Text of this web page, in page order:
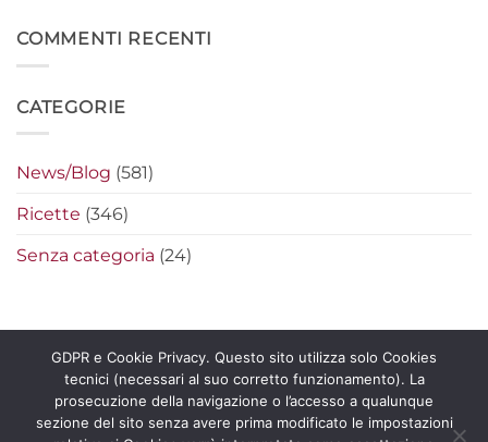
filanti
perfetti
originali
per
leggere
Cena
etnica
e
la
famiglia
COMMENTI RECENTI
CATEGORIE
News/Blog (581)
Ricette (346)
Senza categoria (24)
Copyright 2026 ©La Pecorella Distribuzione s.r.l. – P.IVA
11865601006 - Certificato e Politica Qualità
GDPR e Cookie Privacy. Questo sito utilizza solo Cookies
tecnici (necessari al suo corretto funzionamento). La
prosecuzione della navigazione o l’accesso a qualunque
sezione del sito senza avere prima modificato le impostazioni